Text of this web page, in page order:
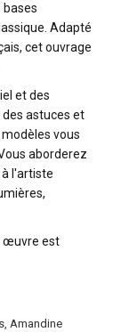
bases
Adapté
cet ouvrage
et des
astuces et
vous
aborderez
l'artiste
œuvre est
Amandine